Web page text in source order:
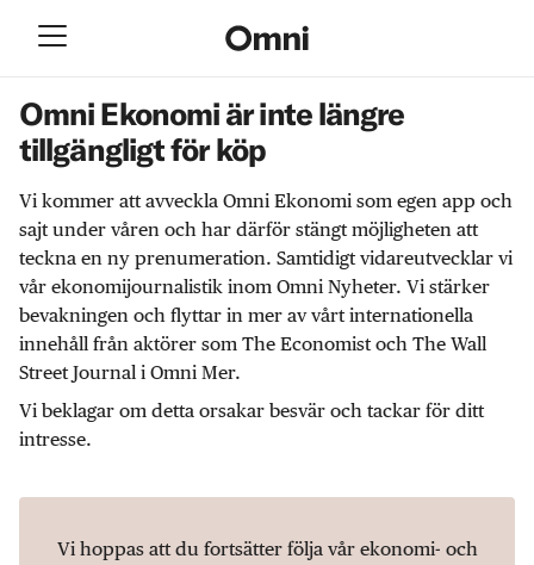
Omni Ekonomi är inte längre
tillgängligt för köp
Vi kommer att avveckla Omni Ekonomi som egen app och
sajt under våren och har därför stängt möjligheten att
teckna en ny prenumeration. Samtidigt vidareutvecklar vi
vår ekonomijournalistik inom Omni Nyheter. Vi stärker
bevakningen och flyttar in mer av vårt internationella
innehåll från aktörer som The Economist och The Wall
Street Journal i Omni Mer.
Vi beklagar om detta orsakar besvär och tackar för ditt
intresse.
Vi hoppas att du fortsätter följa vår ekonomi- och